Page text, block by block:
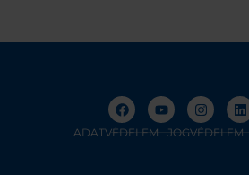
F
a
c
e
Y
o
u
I
n
s
t
L
i
n
k
ADATVÉDELEM JOGVÉDELEM